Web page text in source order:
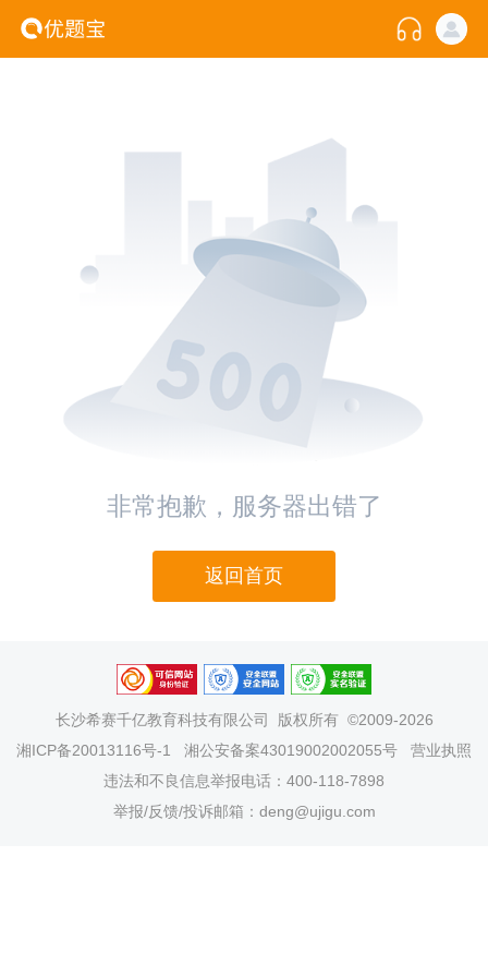
非常抱歉，服务器出错了
返回首页
长沙希赛千亿教育科技有限公司
版权所有 ©2009-2026
湘ICP备20013116号-1
湘公安备案43019002002055号
营业执照
违法和不良信息举报电话：400-118-7898
举报/反馈/投诉邮箱：deng@ujigu.com